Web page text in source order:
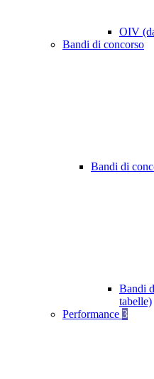
OIV
Bandi di concorso
Bandi di
Bandi
tabelle)
Performance 3